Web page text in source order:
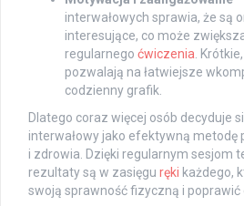
interwałowych sprawia, że są
interesujące, co może
regularnego ćwiczenia .
pozwalają na łatwiejsze
codzienny grafik.
Dlatego coraz więcej osób decyduje
interwałowy jako efektywną metodę
i zdrowia. Dzięki regularnym sesjom
rezultaty są w zasięgu ręki każdego,
swoją sprawność fizyczną i poprawić